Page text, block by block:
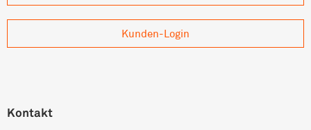
Kunden-Login
Kontakt